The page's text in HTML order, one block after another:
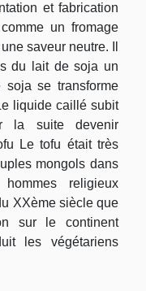
et fabrication
un fromage
saveur neutre. Il
du lait de soja un
se transforme
liquide caillé subit
la suite devenir
Le tofu était très
mongols dans
religieux
XXème siècle que
sur le continent
les végétariens